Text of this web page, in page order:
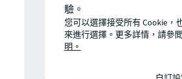
時掌握最
驗。
您可以選擇接受所有 Cookie，
來進行選擇。更多詳情，請參
明。